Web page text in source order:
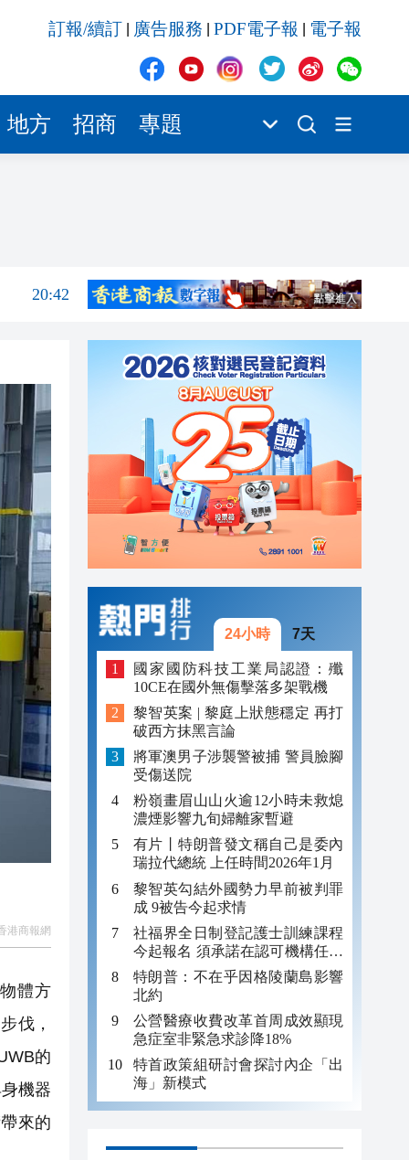
訂報/續訂 廣告服務 PDF電子報 電子報
地方 招商 專題
20:41
20:34
20:39
20:34
20:31
20:42
20:42
20:41
20:40
20:39
20:34
20:31
港商報網
體方
伐，
的
機器
來的
24小時 7天
國家國防科技工業局認證：殲
10CE在國外無傷擊落多架戰機
黎智英案 | 黎庭上狀態穩定 再打
破西方抹黑言論
將軍澳男子涉襲警被捕 警員臉腳
受傷送院
粉嶺畫眉山山火逾12小時未救熄
濃煙影響九旬婦離家暫避
有片丨特朗普發文稱自己是委內
瑞拉代總統 上任時間2026年1月
黎智英勾結外國勢力早前被判罪
成 9被告今起求情
社福界全日制登記護士訓練課程
今起報名 須承諾在認可機構任職
至少三年
特朗普：不在乎因格陵蘭島影響
北約
公營醫療收費改革首周成效顯現
急症室非緊急求診降18%
特首政策組研討會探討內企「出
海」新模式